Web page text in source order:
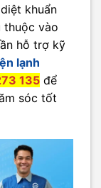
khuẩn
thuộc vào
hỗ trợ kỹ
lạnh
135 để
sóc tốt